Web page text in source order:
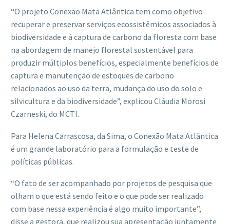
“O projeto Conexão Mata Atlântica tem como objetivo
recuperar e preservar serviços ecossistêmicos associados à
biodiversidade e à captura de carbono da floresta com base
na abordagem de manejo florestal sustentável para
produzir múltiplos benefícios, especialmente benefícios de
captura e manutenção de estoques de carbono
relacionados ao uso da terra, mudança do uso do solo e
silvicultura e da biodiversidade”, explicou Cláudia Morosi
Czarneski, do MCTI.
Para Helena Carrascosa, da Sima, o Conexão Mata Atlântica
é um grande laboratório para a formulação e teste de
políticas públicas.
“O fato de ser acompanhado por projetos de pesquisa que
olham o que está sendo feito e o que pode ser realizado
com base nessa experiência é algo muito importante”,
disse a gestora, que realizou sua apresentação juntamente